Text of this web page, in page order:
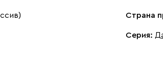
Страна
Серия: